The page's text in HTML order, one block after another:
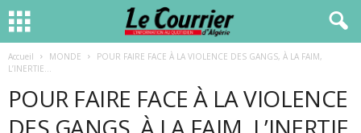
Accueil MONDE
POUR FAIRE FACE À LA VIOLENCE DES GANGS, À LA FAIM,
L’INERTIE...
POUR FAIRE FACE À LA VIOLENCE